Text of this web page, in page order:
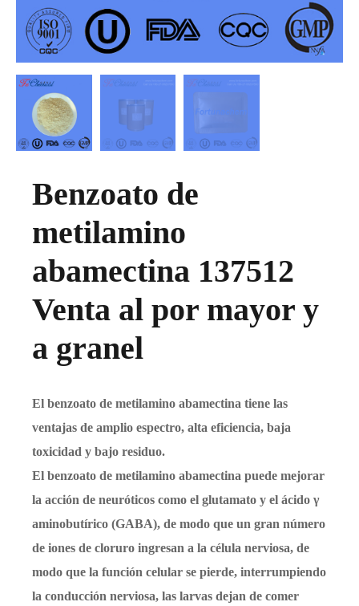
Benzoato de
metilamino
abamectina 137512
Venta al por mayor y
a granel
El benzoato de metilamino abamectina tiene las
ventajas de amplio espectro, alta eficiencia, baja
toxicidad y bajo residuo.
El benzoato de metilamino abamectina puede mejorar
la acción de neuróticos como el glutamato y el ácido γ
aminobutírico (GABA), de modo que un gran número
de iones de cloruro ingresan a la célula nerviosa, de
modo que la función celular se pierde, interrumpiendo
la conducción nerviosa, las larvas dejan de comer